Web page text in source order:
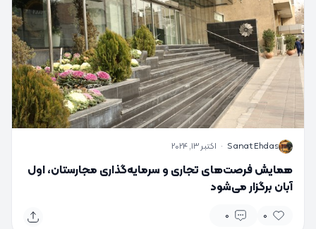
S
Sanat Ehdas
· اکتبر 13, 2024
همایش فرصت‌های تجاری و سرمایه‌گذاری مجارستان، اول
آبان برگزار می‌شود
0
0